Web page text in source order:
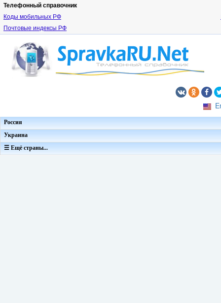
Телефонный справочник
Коды мобильных РФ
Почтовые индексы РФ
Россия
Украина
☰ Ещё страны...